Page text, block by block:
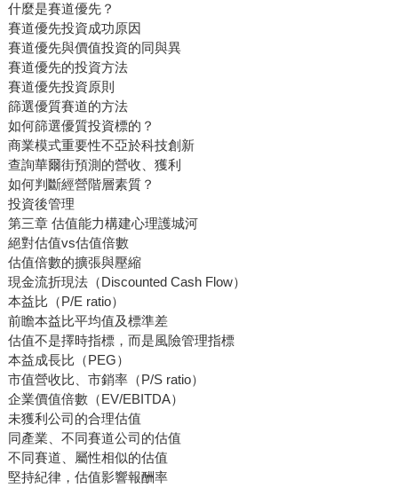
什麼是賽道優先？
賽道優先投資成功原因
賽道優先與價值投資的同與異
賽道優先的投資方法
賽道優先投資原則
篩選優質賽道的方法
如何篩選優質投資標的？
商業模式重要性不亞於科技創新
查詢華爾街預測的營收、獲利
如何判斷經營階層素質？
投資後管理
第三章 估值能力構建心理護城河
絕對估值vs估值倍數
估值倍數的擴張與壓縮
現金流折現法（Discounted Cash Flow）
本益比（P/E ratio）
前瞻本益比平均值及標準差
估值不是擇時指標，而是風險管理指標
本益成長比（PEG）
市值營收比、市銷率（P/S ratio）
企業價值倍數（EV/EBITDA）
未獲利公司的合理估值
同產業、不同賽道公司的估值
不同賽道、屬性相似的估值
堅持紀律，估值影響報酬率